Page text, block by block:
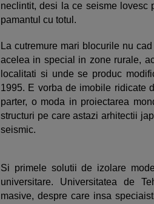
neclintit, desi la ce seisme lovesc
pamantul cu totul.
La cutremure mari blocurile nu
acelea in special in zone rurale,
localitati si unde se produc
1995. E vorba de imobile ridicate
parter, o moda in proiectarea
structuri pe care astazi arhitectii
seismic.
Si primele solutii de izolare
universitare. Universitatea de
masive, despre care insa